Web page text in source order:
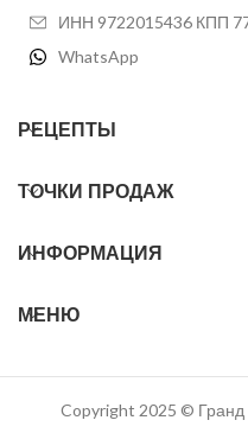
ИНН 9722015436 КПП
WhatsApp
РЕЦЕПТЫ
ТОЧКИ ПРОДАЖ
ИНФОРМАЦИЯ
МЕНЮ
Copyright 2025 ©